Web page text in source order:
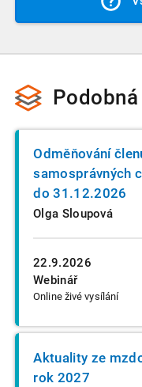
k videu je
samozřejmě
vytisknout.
22.9.2026
Webinář
Online živé vysílání
Odměňování
samosprávných
do 31.12.2026
Olga Sloupová
Aktuality ze
rok 2027